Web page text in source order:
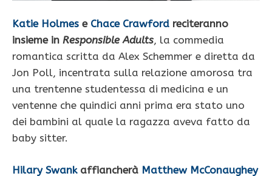
Katie Holmes e Chace Crawford reciteranno
insieme in Responsible Adults, la commedia
romantica scritta da Alex Schemmer e diretta da
Jon Poll, incentrata sulla relazione amorosa tra
una trentenne studentessa di medicina e un
ventenne che quindici anni prima era stato uno
dei bambini al quale la ragazza aveva fatto da
baby sitter.
Hilary Swankaffiancherà Matthew McConaughey